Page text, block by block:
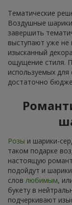
Тематические
Воздушные
завершить
выступают уже не
изысканный
ощущение стиля.
используемых
достаточно
Розы и шарики-
таком подарке
настоящую
подойдут и
слов любимым,
букету в
подчеркивают